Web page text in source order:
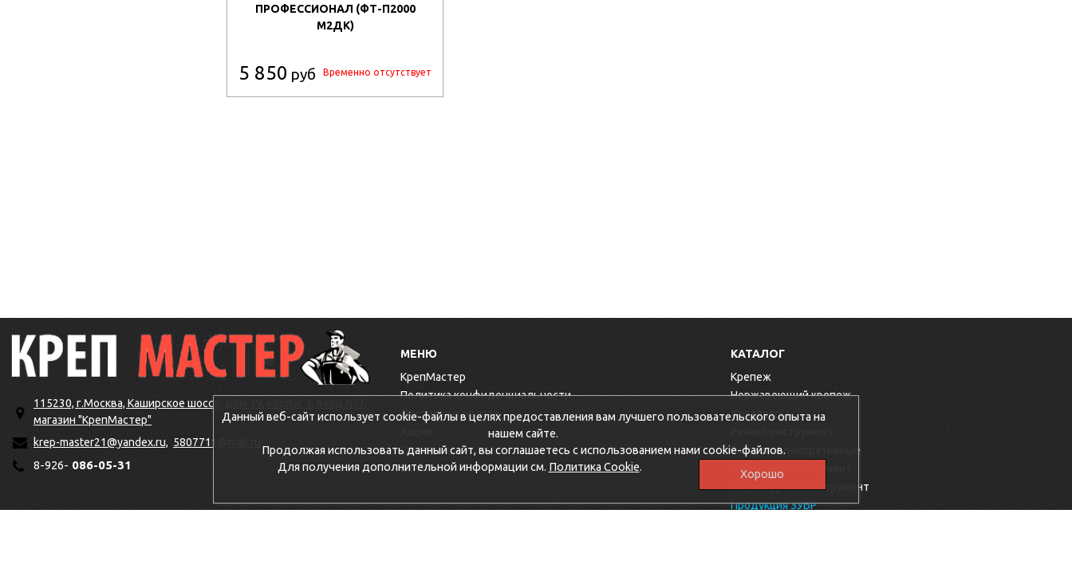
ПРОФЕССИОНАЛ (ФТ-П2000
М2ДК)
5 850 руб Временно отсутствует
115230, г.Москва, Каширское шоссе, дом 19, корпус 1, вход №3,
магазин "КрепМастер"
krep-master21@yandex.ru, 5807711@mail.ru
8-926-086-05-31
МЕНЮ
КрепМастер
Политика конфиденциальности
Доставка и оплата
Оптовикам
Контакты
КАТАЛОГ
Крепеж
Нержавеющий крепеж
Хозтовары
Заглушки декоративные
Малярный инструмент
Штукатурный инструмент
Продукция ЗУБР
Данный веб-сайт использует cookie-файлы в целях предоставления вам лучшего пользовательского опыта на
нашем сайте.
Продолжая использовать данный сайт, вы соглашаетесь с использованием нами cookie-файлов.
Для получения дополнительной информации см. Политика Cookie.
Хорошо